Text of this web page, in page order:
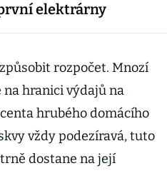
elektrárny
rozpočet. Mnozí
hranici výdajů na
hrubého domácího
vždy podezíravá, tuto
dostane na její